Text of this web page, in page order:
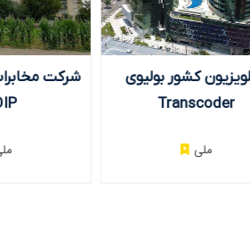
شرکت
کشور بولیوی -
Transcoder
ملی